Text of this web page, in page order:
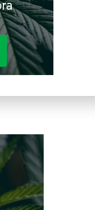
Ci
jest
nadzieję, że